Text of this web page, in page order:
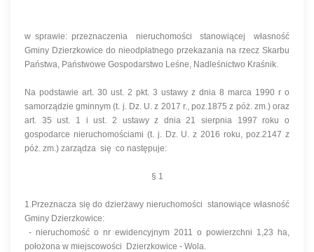
w sprawie: przeznaczenia nieruchomości stanowiącej własność
Gminy Dzierzkowice do nieodpłatnego przekazania na rzecz Skarbu
Państwa, Państwowe Gospodarstwo Leśne, Nadleśnictwo Kraśnik.
Na podstawie art. 30 ust. 2 pkt. 3 ustawy z dnia 8 marca 1990 r o
samorządzie gminnym (t. j. Dz. U. z 2017 r., poz.1875 z póż. zm.) oraz
art. 35 ust. 1 i ust. 2 ustawy z dnia 21 sierpnia 1997 roku o
gospodarce nieruchomościami (t. j. Dz. U. z 2016 roku, poz.2147 z
póż. zm.) zarządza się co następuje:
§ 1
1.Przeznacza się do dzierżawy nieruchomości stanowiące własność
Gminy Dzierzkowice:
- nieruchomość o nr ewidencyjnym 2011 o powierzchni 1,23 ha,
położona w miejscowości Dzierzkowice - Wola.